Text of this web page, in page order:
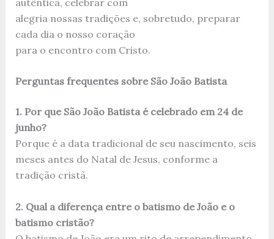
alegria nossas tradições e, sobretudo, preparar
cada dia o nosso coração
para o encontro com Cristo.
Perguntas frequentes sobre São João Batista
1. Por que São João Batista é celebrado em 24 de
junho?
Porque é a data tradicional de seu nascimento, seis
meses antes do Natal de Jesus, conforme a
tradição cristã.
2. Qual a diferença entre o batismo de João e o
batismo cristão?